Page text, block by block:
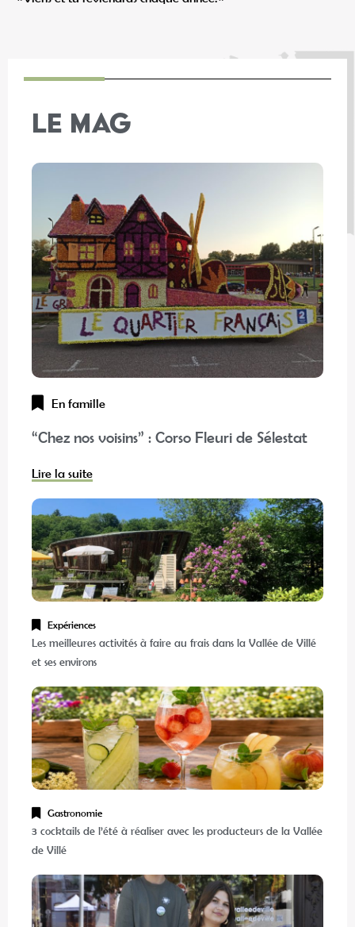
LE MAG
En famille
“Chez nos voisins” : Corso Fleuri de Sélestat
Lire la suite
Expériences
Les meilleures activités à faire au frais dans la Vallée de Villé
et ses environs
Gastronomie
3 cocktails de l’été à réaliser avec les producteurs de la Vallée
de Villé